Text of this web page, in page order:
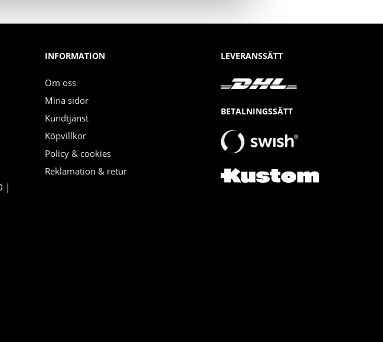
|
INFORMATION
Om oss
Mina sidor
Kundtjänst
Köpvillkor
Policy & cookies
Reklamation & retur
LEVERANSSÄTT
BETALNINGSSÄTT